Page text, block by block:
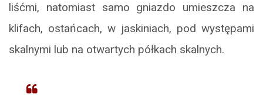
liśćmi, natomiast samo gniazdo umieszcza na
klifach, ostańcach, w jaskiniach, pod występami
skalnymi lub na otwartych półkach skalnych.